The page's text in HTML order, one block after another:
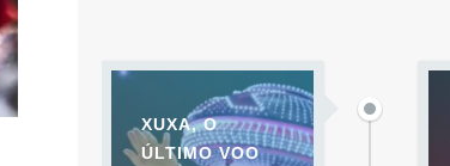
XUXA, O
ÚLTIMO VOO